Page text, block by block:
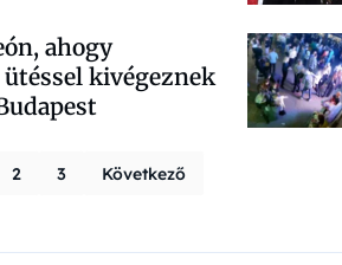
ahogy
kivégeznek
Bejegyzések
2 3 Következő